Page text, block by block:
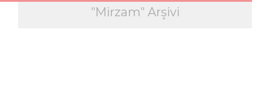
"Mirzam" Arşivi